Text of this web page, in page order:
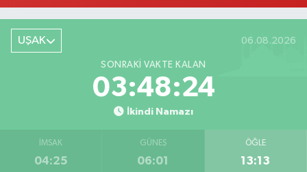
UŞAK 06.08.2026
SONRAKI VAKTE KALAN
03:48:24
İkindi Namazı
İMSAK
04:25
GÜNEŞ
06:01
ÖĞLE
13:13